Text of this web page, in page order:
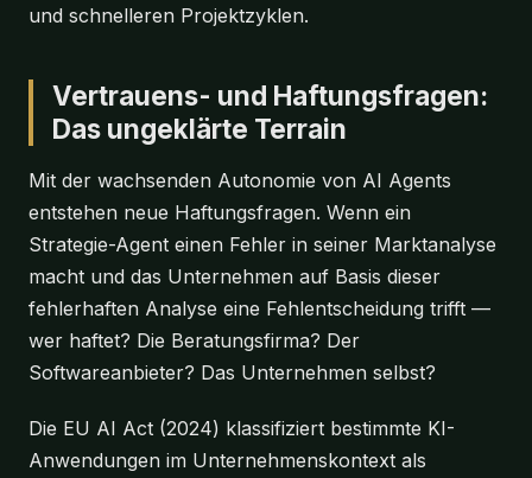
und schnelleren Projektzyklen.
Vertrauens- und Haftungsfragen:
Das ungeklärte Terrain
Mit der wachsenden Autonomie von AI Agents
entstehen neue Haftungsfragen. Wenn ein
Strategie-Agent einen Fehler in seiner Marktanalyse
macht und das Unternehmen auf Basis dieser
fehlerhaften Analyse eine Fehlentscheidung trifft —
wer haftet? Die Beratungsfirma? Der
Softwareanbieter? Das Unternehmen selbst?
Die EU AI Act (2024) klassifiziert bestimmte KI-
Anwendungen im Unternehmenskontext als